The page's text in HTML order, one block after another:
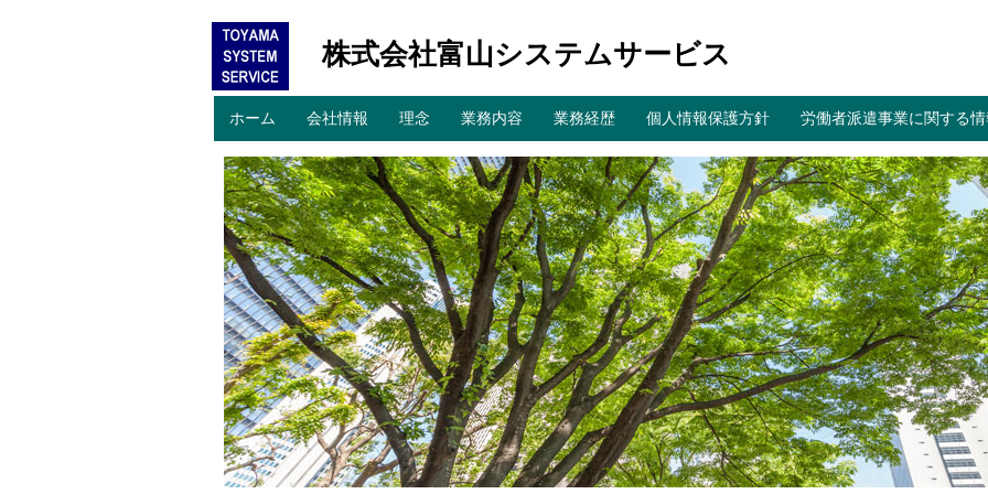
株式会社富山システムサービス
メインメニュー
コ
ン
テ
ン
ツ
へ
移
動
ホーム 会社情報 理念 業務内容 業務経歴 個人情報保護方針 労働者派遣事業に関する